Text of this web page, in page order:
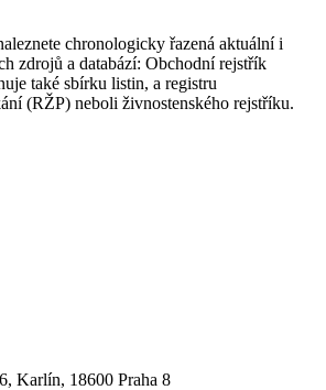
chronologicky řazená aktuální i
zdrojů a databází: Obchodní rejstřík
také sbírku listin, a registru
(RŽP) neboli živnostenského rejstříku.
Karlín, 18600 Praha 8